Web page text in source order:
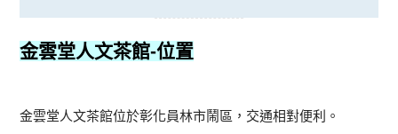
金雲堂人文茶館-位置
金雲堂人文茶館位於彰化員林市鬧區，交通相對便利。